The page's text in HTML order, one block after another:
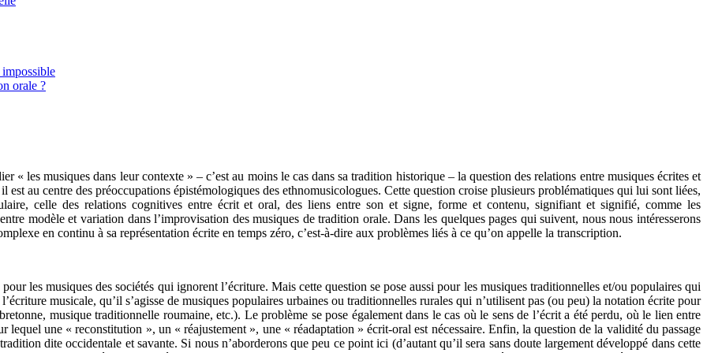
orale ?
« les musiques dans leur contexte » – c’est au moins le cas dans sa tradition historique – la question des relations entre musiques écrites et
est au centre des préoccupations épistémologiques des ethnomusicologues. Cette question croise plusieurs problématiques qui lui sont liées,
celle des relations cognitives entre écrit et oral, des liens entre son et signe, forme et contenu, signifiant et signifié, comme les
modèle et variation dans l’improvisation des musiques de tradition orale. Dans les quelques pages qui suivent, nous nous intéresserons
en continu à sa représentation écrite en temps zéro, c’est-à-dire aux problèmes liés à ce qu’on appelle la transcription.
les musiques des sociétés qui ignorent l’écriture. Mais cette question se pose aussi pour les musiques traditionnelles et/ou populaires qui
musicale, qu’il s’agisse de musiques populaires urbaines ou traditionnelles rurales qui n’utilisent pas (ou peu) la notation écrite pour
musique traditionnelle roumaine, etc.). Le problème se pose également dans le cas où le sens de l’écrit a été perdu, où le lien entre
lequel une « reconstitution », un « réajustement », une « réadaptation » écrit-oral est nécessaire. Enfin, la question de la validité du passage
dite occidentale et savante. Si nous n’aborderons que peu ce point ici (d’autant qu’il sera sans doute largement développé dans cette